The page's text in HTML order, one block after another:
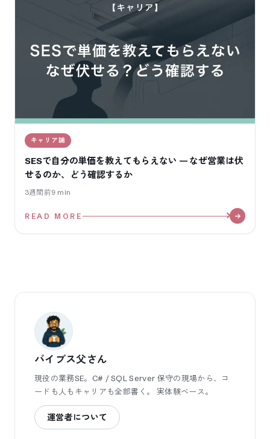
キャリア論
SESで自分の単価を教えてもらえない — なぜ営業は伏
せるのか、どう確認するか
3週間前9 min
READ MORE
バイブス父さん
現役の業務SE。C# / SQL Server 保守の現場から、コ
ードも人もキャリアも全部書く。 実体験ベース。
運営者について